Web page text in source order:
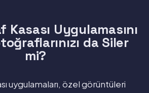
Kasası Uygulamasını
da Siler
mi?
uygulamaları, özel görüntüleri